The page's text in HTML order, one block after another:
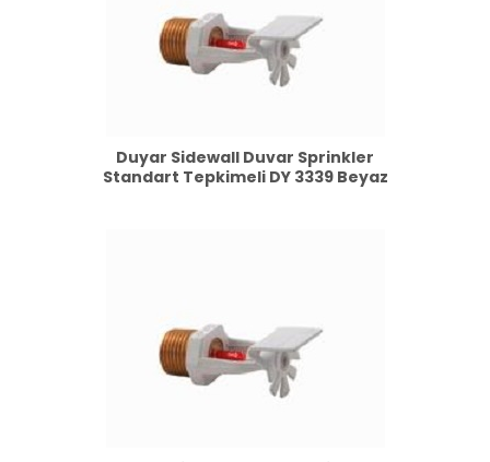
Duyar Sidewall Duvar Sprinkler
Standart Tepkimeli DY 3339 Beyaz